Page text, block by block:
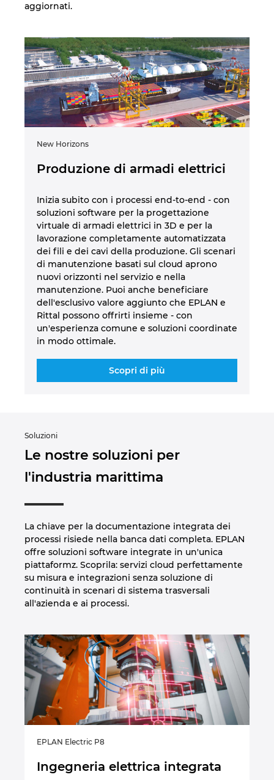
aggiornati.
New Horizons
Produzione di armadi elettrici
Inizia subito con i processi end-to-end - con
soluzioni software per la progettazione
virtuale di armadi elettrici in 3D e per la
lavorazione completamente automatizzata
dei fili e dei cavi della produzione. Gli scenari
di manutenzione basati sul cloud aprono
nuovi orizzonti nel servizio e nella
manutenzione. Puoi anche beneficiare
dell'esclusivo valore aggiunto che EPLAN e
Rittal possono offrirti insieme - con
un'esperienza comune e soluzioni coordinate
in modo ottimale.
Scopri di più
Soluzioni
Le nostre soluzioni per
l'industria marittima
La chiave per la documentazione integrata dei
processi risiede nella banca dati completa. EPLAN
offre soluzioni software integrate in un'unica
piattaformz. Scoprila: servizi cloud perfettamente
su misura e integrazioni senza soluzione di
continuità in scenari di sistema trasversali
all'azienda e ai processi.
EPLAN Electric P8
Ingegneria elettrica integrata